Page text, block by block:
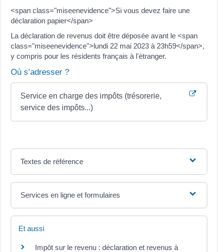
<span class="miseenevidence">Si vous devez faire une
déclaration papier</span>
La déclaration de revenus doit être déposée avant le <span
class="miseenevidence">lundi 22 mai 2023 à 23h59</span>,
y compris pour les résidents français à l'étranger.
Où s’adresser ?
Service en charge des impôts (trésorerie,
service des impôts...)
Textes de référence
Services en ligne et formulaires
Et aussi
Impôt sur le revenu : déclaration et revenus à